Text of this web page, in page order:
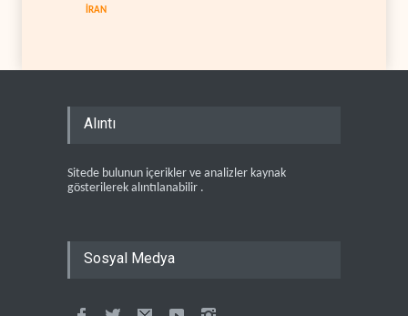
İRAN
Alıntı
Sitede bulunun içerikler ve analizler kaynak
gösterilerek alıntılanabilir .
Sosyal Medya